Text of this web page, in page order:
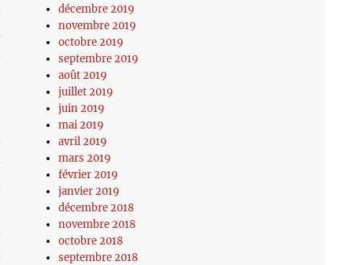
décembre 2019
novembre 2019
octobre 2019
septembre 2019
août 2019
juillet 2019
juin 2019
mai 2019
avril 2019
mars 2019
février 2019
janvier 2019
décembre 2018
novembre 2018
octobre 2018
septembre 2018